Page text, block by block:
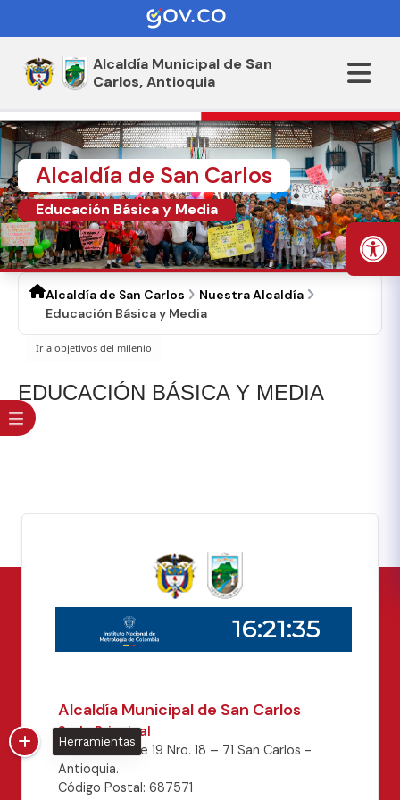
Alcaldía Municipal de San
Carlos,Antioquia
Alcaldía de San Carlos
Educación Básica y Media
Alcaldía de San Carlos
Nuestra Alcaldía
Educación Básica y Media
​EDUC​ACIÓN BÁSICA Y MEDIA
Alcaldía Municipal de San Carlos
Sede Principal
Dirección: calle 19 Nro. 18 – 71 San Carlos -
Antioquia.
Código Postal: 687571
Herramientas